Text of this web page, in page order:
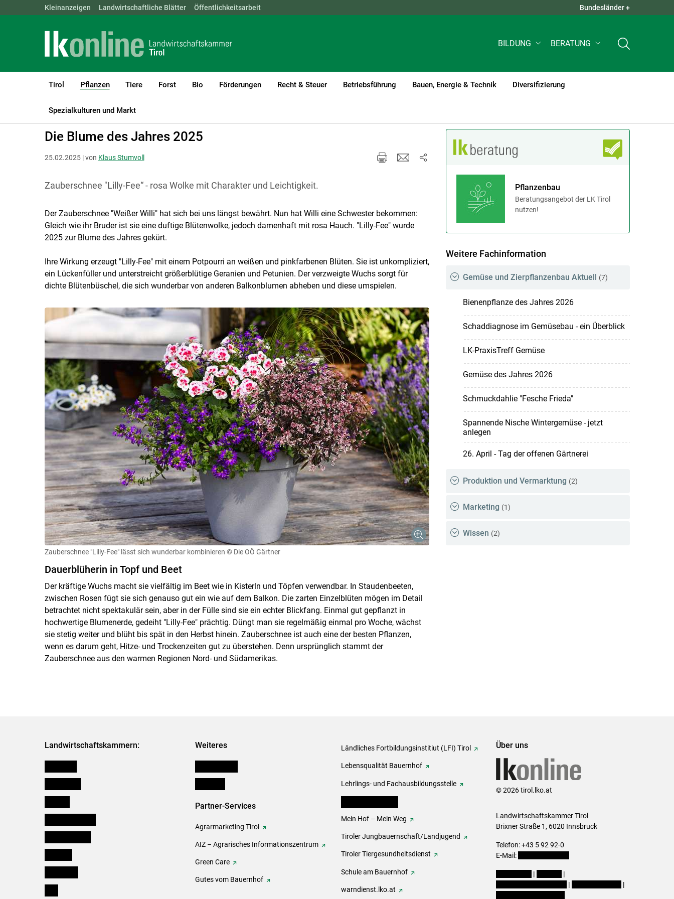
Skip to main content
Landwirtschaftskammern: ÖSTERREICH BGLD KTN NÖ OÖ QUICK LINKS +
Kleinanzeigen Landwirtschaftliche Blätter Öffentlichkeitsarbeit Bundesländer +
BILDUNG BERATUNG
Tirol Pflanzen
(current)1
Tiere Forst Bio Förderungen Recht & Steuer Betriebsführung Bauen, Energie & Technik Diversifizierung
Spezialkulturen und Markt
LK Tirol Pflanzen Gemüse- und Zierpflanzenbau
Die Blume des Jahres 2025
25.02.2025 | von Klaus Stumvoll
Zauberschnee "Lilly-Fee“ - rosa Wolke mit Charakter und Leichtigkeit.
Der Zauberschnee "Weißer Willi" hat sich bei uns längst bewährt. Nun hat Willi eine Schwester bekommen:
Gleich wie ihr Bruder ist sie eine duftige Blütenwolke, jedoch damenhaft mit rosa Hauch. "Lilly-Fee" wurde
2025 zur Blume des Jahres gekürt.
Ihre Wirkung erzeugt "Lilly-Fee" mit einem Potpourri an weißen und pinkfarbenen Blüten. Sie ist unkompliziert,
ein Lückenfüller und unterstreicht größerblütige Geranien und Petunien. Der verzweigte Wuchs sorgt für
dichte Blütenbüschel, die sich wunderbar von anderen Balkonblumen abheben und diese umspielen.
Zauberschnee "Lilly-Fee" lässt sich wunderbar kombinieren © Die OÖ Gärtner
Dauerblüherin in Topf und Beet
Der kräftige Wuchs macht sie vielfältig im Beet wie in Kisterln und Töpfen verwendbar. In Staudenbeeten,
zwischen Rosen fügt sie sich genauso gut ein wie auf dem Balkon. Die zarten Einzelblüten mögen im Detail
betrachtet nicht spektakulär sein, aber in der Fülle sind sie ein echter Blickfang. Einmal gut gepflanzt in
hochwertige Blumenerde, gedeiht "Lilly-Fee" prächtig. Düngt man sie regelmäßig einmal pro Woche, wächst
sie stetig weiter und blüht bis spät in den Herbst hinein. Zauberschnee ist auch eine der besten Pflanzen,
wenn es darum geht, Hitze- und Trockenzeiten gut zu überstehen. Denn ursprünglich stammt der
Zauberschnee aus den warmen Regionen Nord- und Südamerikas.
Pflanzenbau
Beratungsangebot der LK Tirol
nutzen!
Weitere Fachinformation
Gemüse und Zierpflanzenbau Aktuell (7)
Bienenpflanze des Jahres 2026
Schaddiagnose im Gemüsebau - ein Überblick
LK-PraxisTreff Gemüse
Gemüse des Jahres 2026
Schmuckdahlie "Fesche Frieda"
Spannende Nische Wintergemüse - jetzt
anlegen
26. April - Tag der offenen Gärtnerei
Produktion und Vermarktung (2)
Marketing (1)
Wissen (2)
Landwirtschaftskammern: Weiteres
Partner-Services
Agrarmarketing Tirol
AIZ – Agrarisches Informationszentrum
Green Care
Gutes vom Bauernhof
Ländliches Fortbildungsinstitiut (LFI) Tirol
Lebensqualität Bauernhof
Lehrlings- und Fachausbildungsstelle
Mein Hof – Mein Weg
Tiroler Jungbauernschaft/Landjugend
Tiroler Tiergesundheitsdienst
Schule am Bauernhof
warndienst.lko.at
Über uns
© 2026 tirol.lko.at
Landwirtschaftskammer Tirol
Brixner Straße 1, 6020 Innsbruck
Telefon: +43 5 92 92-0
E-Mail:
|
|
|
|